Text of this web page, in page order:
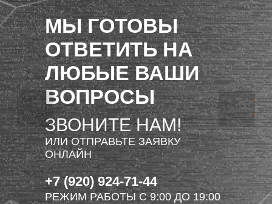
МЫ ГОТОВЫ
ОТВЕТИТЬ НА
ЛЮБЫЕ ВАШИ
ВОПРОСЫ
ЗВОНИТЕ НАМ!
ИЛИ ОТПРАВЬТЕ ЗАЯВКУ
ОНЛАЙН
+7 (920) 924-71-44
РЕЖИМ РАБОТЫ С 9:00 ДО 19:00